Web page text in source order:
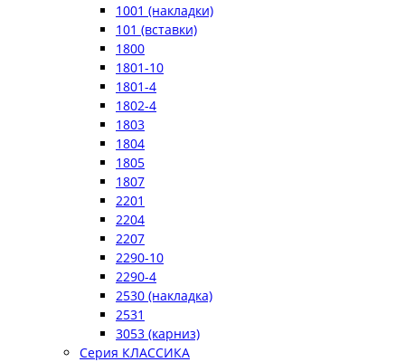
1001 (накладки)
101 (вставки)
1800
1801-10
1801-4
1802-4
1803
1804
1805
1807
2201
2204
2207
2290-10
2290-4
2530 (накладка)
2531
3053 (карниз)
Серия КЛАССИКА